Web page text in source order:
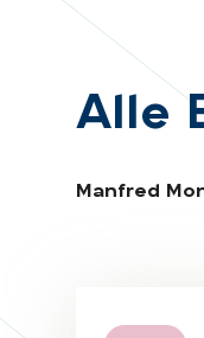
Alle
Manfred